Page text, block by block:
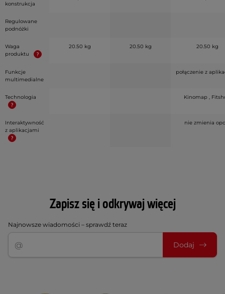
konstrukcja
Regulowane
podnóżki
Waga
produktu
20.50 kg 20.50 kg 20.50 kg
Funkcje
multimedialne
połączenie z
Technologia Kinomap ,
Interaktywność
z aplikacjami
nie zmienia
Zapisz się i odkrywaj więcej
Najnowsze wiadomości – sprawdź teraz
Dodaj